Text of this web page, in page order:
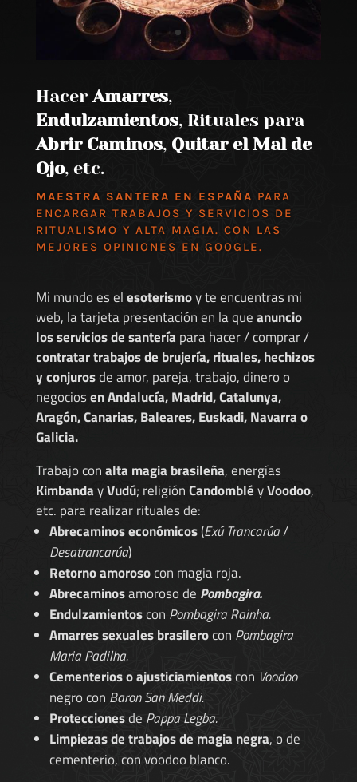
Hacer Amarres,
Endulzamientos, Rituales para
Abrir Caminos, Quitar el Mal de
Ojo, etc.
MAESTRA SANTERA EN ESPAÑA PARA
ENCARGAR TRABAJOS Y SERVICIOS DE
RITUALISMO Y ALTA MAGIA. CON LAS
MEJORES OPINIONES EN GOOGLE.
Mi mundo es elesoterismoy te encuentras mi
web, la tarjeta presentación en la queanuncio
los servicios de santería para hacer / comprar /
contratar trabajos de brujería, rituales, hechizos
y conjurosde amor, pareja, trabajo, dinero o
negociosen Andalucía, Madrid, Catalunya,
Aragón, Canarias, Baleares, Euskadi, Navarra o
Galicia.
Trabajo conalta magia brasileña, energías
KimbandayVudú; religiónCandombléyVoodoo,
etc. para realizar rituales de:
Abrecaminos económicos(Exú Trancarúa/
Desatrancarúa)
Retorno amorosocon magia roja.
Abrecaminosamoroso de Pombagira.
Endulzamientoscon Pombagira Rainha.
Amarres sexuales brasilerocon Pombagira
Maria Padilha.
Cementerios o ajusticiamientoscon Voodoo
negro con Baron San Meddi.
Proteccionesde Pappa Legba.
Limpiezas de trabajos de magia negra, o de
cementerio, con voodoo blanco.